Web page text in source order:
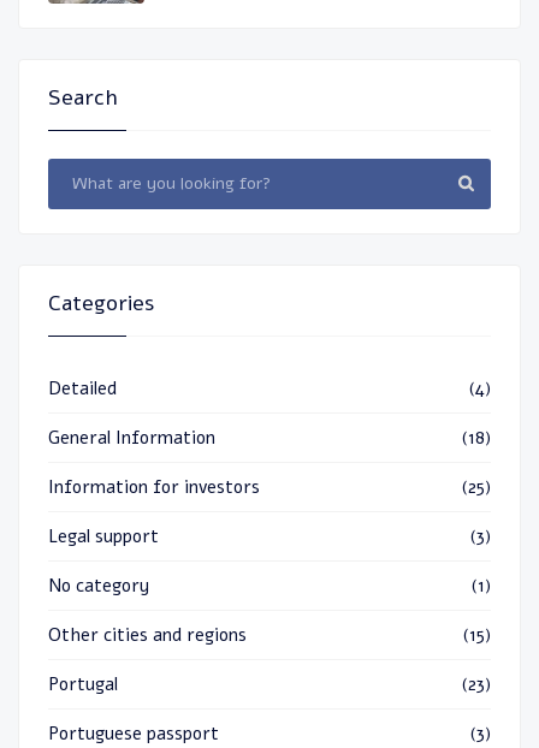
Search
Categories
Detailed (4)
General Information (18)
Information for investors (25)
Legal support (3)
No category (1)
Other cities and regions (15)
Portugal (23)
Portuguese passport (3)